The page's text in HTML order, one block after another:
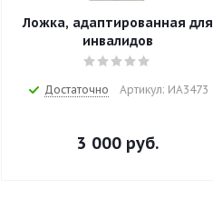
Ложка, адаптированная для
инвалидов
Достаточно Артикул: ИА3473
3 000руб.